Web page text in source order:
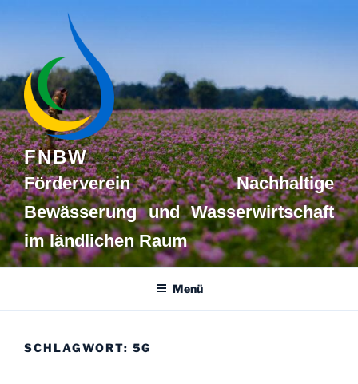
FNBW
Förderverein Nachhaltige
Bewässerung und Wasserwirtschaft
im ländlichen Raum
Menü
SCHLAGWORT: 5G